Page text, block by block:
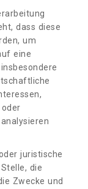
dass diese
um
eine
juristische
die
Zwecke und